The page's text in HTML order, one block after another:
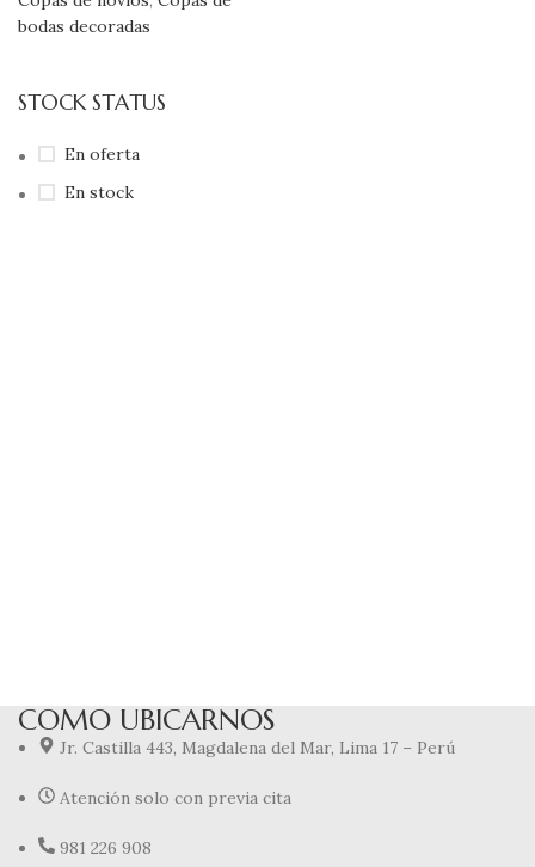
STOCK STATUS
En oferta
En stock
bodas decoradas
COMO UBICARNOS
Jr. Castilla 443, Magdalena del Mar, Lima 17 – Perú
Atención solo con previa cita
981 226 908